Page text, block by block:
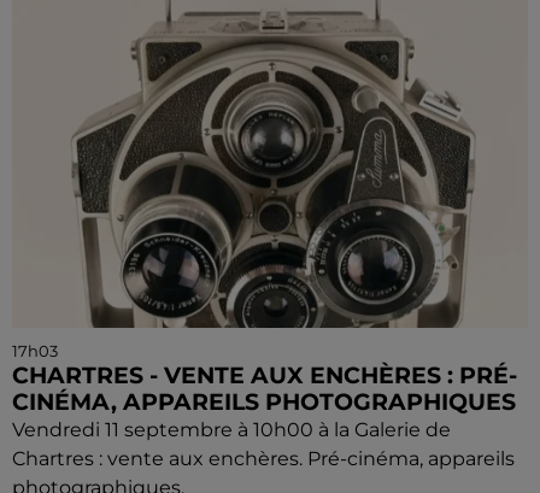
17h03
CHARTRES - VENTE AUX ENCHÈRES : PRÉ-
CINÉMA, APPAREILS PHOTOGRAPHIQUES
Vendredi 11 septembre à 10h00 à la Galerie de
Chartres : vente aux enchères. Pré-cinéma, appareils
photographiques.